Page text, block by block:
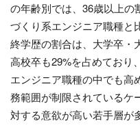
の年齢別では、36歳以上の
づくり系エンジニア職種と
終学歴の割合は、大学卒・
高校卒も29%を占めており
エンジニア職種の中でも高
務範囲が制限されているケ
対する意欲が高い若手層が